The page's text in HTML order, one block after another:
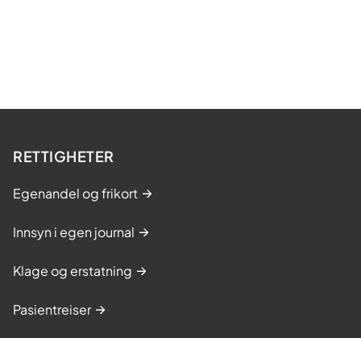
RETTIGHETER
Egenandel og frikort
Innsyn i egen journal
Klage og erstatning
Pasientreiser